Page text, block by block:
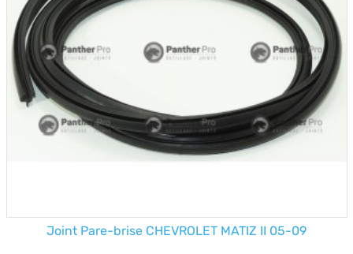
Joint Pare-brise CHEVROLET MATIZ II 05-09